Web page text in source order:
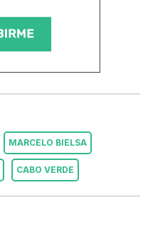
MARCELO BIELSA
CABO VERDE